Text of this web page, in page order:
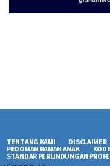
TENTANG KAMI DISCLAIMER
PEDOMAN RAMAH ANAK
STANDAR PERLINDUNGAN